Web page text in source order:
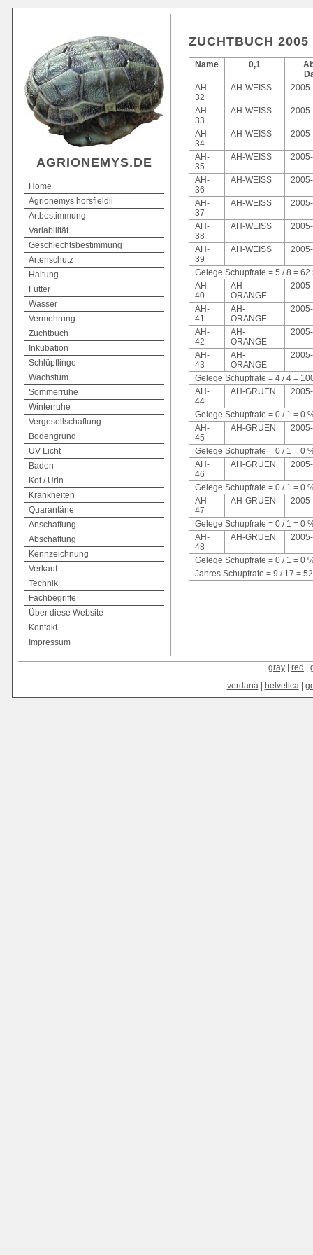
AGRIONEMYS.DE
Home
Agrionemys horsfieldii
Artbestimmung
Variabilität
Geschlechtsbestimmung
Artenschutz
Haltung
Futter
Wasser
Vermehrung
Zuchtbuch
Inkubation
Schlüpflinge
Wachstum
Sommerruhe
Winterruhe
Vergesellschaftung
Bodengrund
UV Licht
Baden
Kot / Urin
Krankheiten
Quarantäne
Anschaffung
Abschaffung
Kennzeichnung
Verkauf
Technik
Fachbegriffe
Über diese Website
Kontakt
Impressum
ZUCHTBUCH 2005
Name 0,1
AH-
32
AH-WEISS
AH-
33
AH-WEISS
AH-
34
AH-WEISS
AH-
35
AH-WEISS
AH-
36
AH-WEISS
AH-
37
AH-WEISS
AH-
38
AH-WEISS
AH-
39
AH-WEISS
Gelege Schupfrate = 5 / 8 =
AH-
40
AH-
ORANGE
AH-
41
AH-
ORANGE
AH-
42
AH-
ORANGE
AH-
43
AH-
ORANGE
Gelege Schupfrate = 4 / 4 =
AH-
44
AH-GRUEN
Gelege Schupfrate = 0 / 1 = 0
AH-
45
AH-GRUEN
Gelege Schupfrate = 0 / 1 = 0
AH-
46
AH-GRUEN
Gelege Schupfrate = 0 / 1 = 0
AH-
47
AH-GRUEN
Gelege Schupfrate = 0 / 1 = 0
AH-
48
AH-GRUEN
Gelege Schupfrate = 0 / 1 = 0
Jahres Schupfrate = 9 / 17 =
gray red
verdana| helvetica|